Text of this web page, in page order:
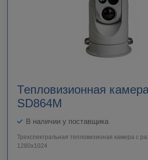
Тепловизионная
SD864M
В наличии у поставщика
Трехспектральная тепловизионая камера с
1280х1024